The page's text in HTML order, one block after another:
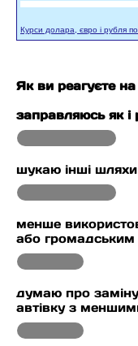
Курси долара, євро і рубля
Як ви реагуєте на
заправляюсь як
шукаю інші шляхи
менше
або громадським
думаю про
автівку з